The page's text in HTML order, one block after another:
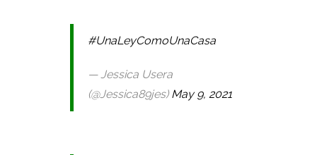
#UnaLeyComoUnaCasa
— Jessica Usera
(@Jessica89jes) May 9, 2021